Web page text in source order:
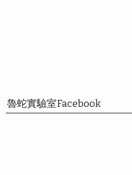
魯蛇實驗室Facebook